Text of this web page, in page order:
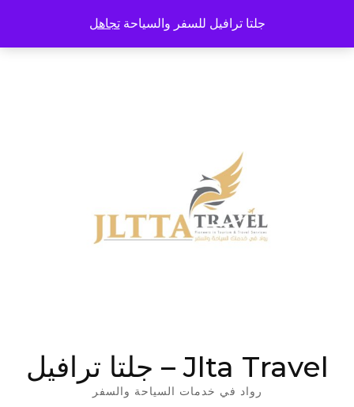
جلتا ترافيل للسفر والسياحةتجاهل
المحتوى
Jlta Travel – جلتا ترافيل
رواد في خدمات السياحة والسفر